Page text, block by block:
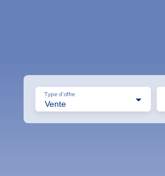
Vente
Type d'offre